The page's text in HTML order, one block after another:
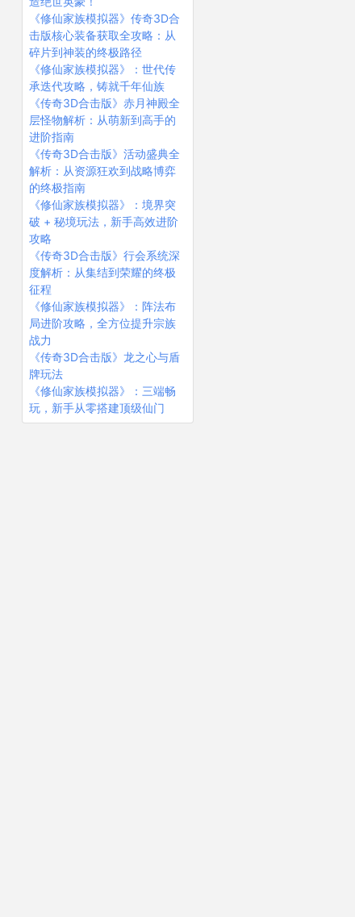
《修仙家族模拟器》传奇3D合
击版核心装备获取全攻略：从
碎片到神装的终极路径
《修仙家族模拟器》：世代传
承迭代攻略，铸就千年仙族
《传奇3D合击版》赤月神殿全
层怪物解析：从萌新到高手的
进阶指南
《传奇3D合击版》活动盛典全
解析：从资源狂欢到战略博弈
的终极指南
《修仙家族模拟器》：境界突
破 + 秘境玩法，新手高效进阶
攻略
《传奇3D合击版》行会系统深
度解析：从集结到荣耀的终极
征程
《修仙家族模拟器》：阵法布
局进阶攻略，全方位提升宗族
战力
《传奇3D合击版》龙之心与盾
牌玩法
《修仙家族模拟器》：三端畅
玩，新手从零搭建顶级仙门